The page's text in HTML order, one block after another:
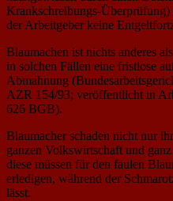
Krankschreibungs-Überprüfung)
der Arbeitgeber keine
Blaumachen ist nichts anderes
in solchen Fällen eine fristlose
Abmahnung
AZR 154/93; veröffentlicht in
626 BGB).
Blaumacher schaden nicht nur
ganzen Volkswirtschaft und
diese müssen für den faulen
erledigen, während der
lässt.